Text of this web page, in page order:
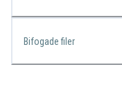
Bifogade filer